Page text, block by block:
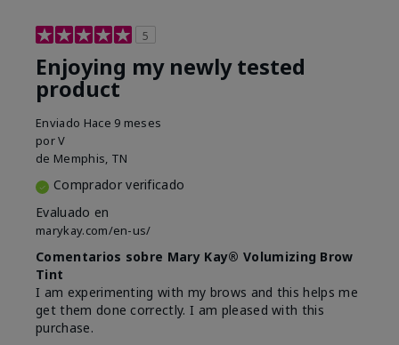
5
Enjoying my newly tested
product
Enviado Hace 9 meses
porV
de Memphis, TN
Comprador verificado
Evaluado en
marykay.com/en-us/
Comentarios sobre Mary Kay® Volumizing Brow
Tint
I am experimenting with my brows and this helps me
get them done correctly. I am pleased with this
purchase.